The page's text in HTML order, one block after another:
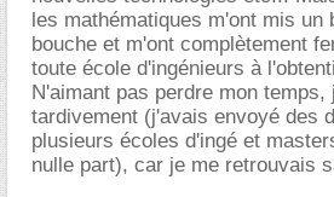
les mathématiques m'ont mis un
bouche et m'ont complètement
toute école d'ingénieurs à
N'aimant pas perdre mon temps,
tardivement (j'avais envoyé des
plusieurs écoles d'ingé et
nulle part), car je me retrouvais